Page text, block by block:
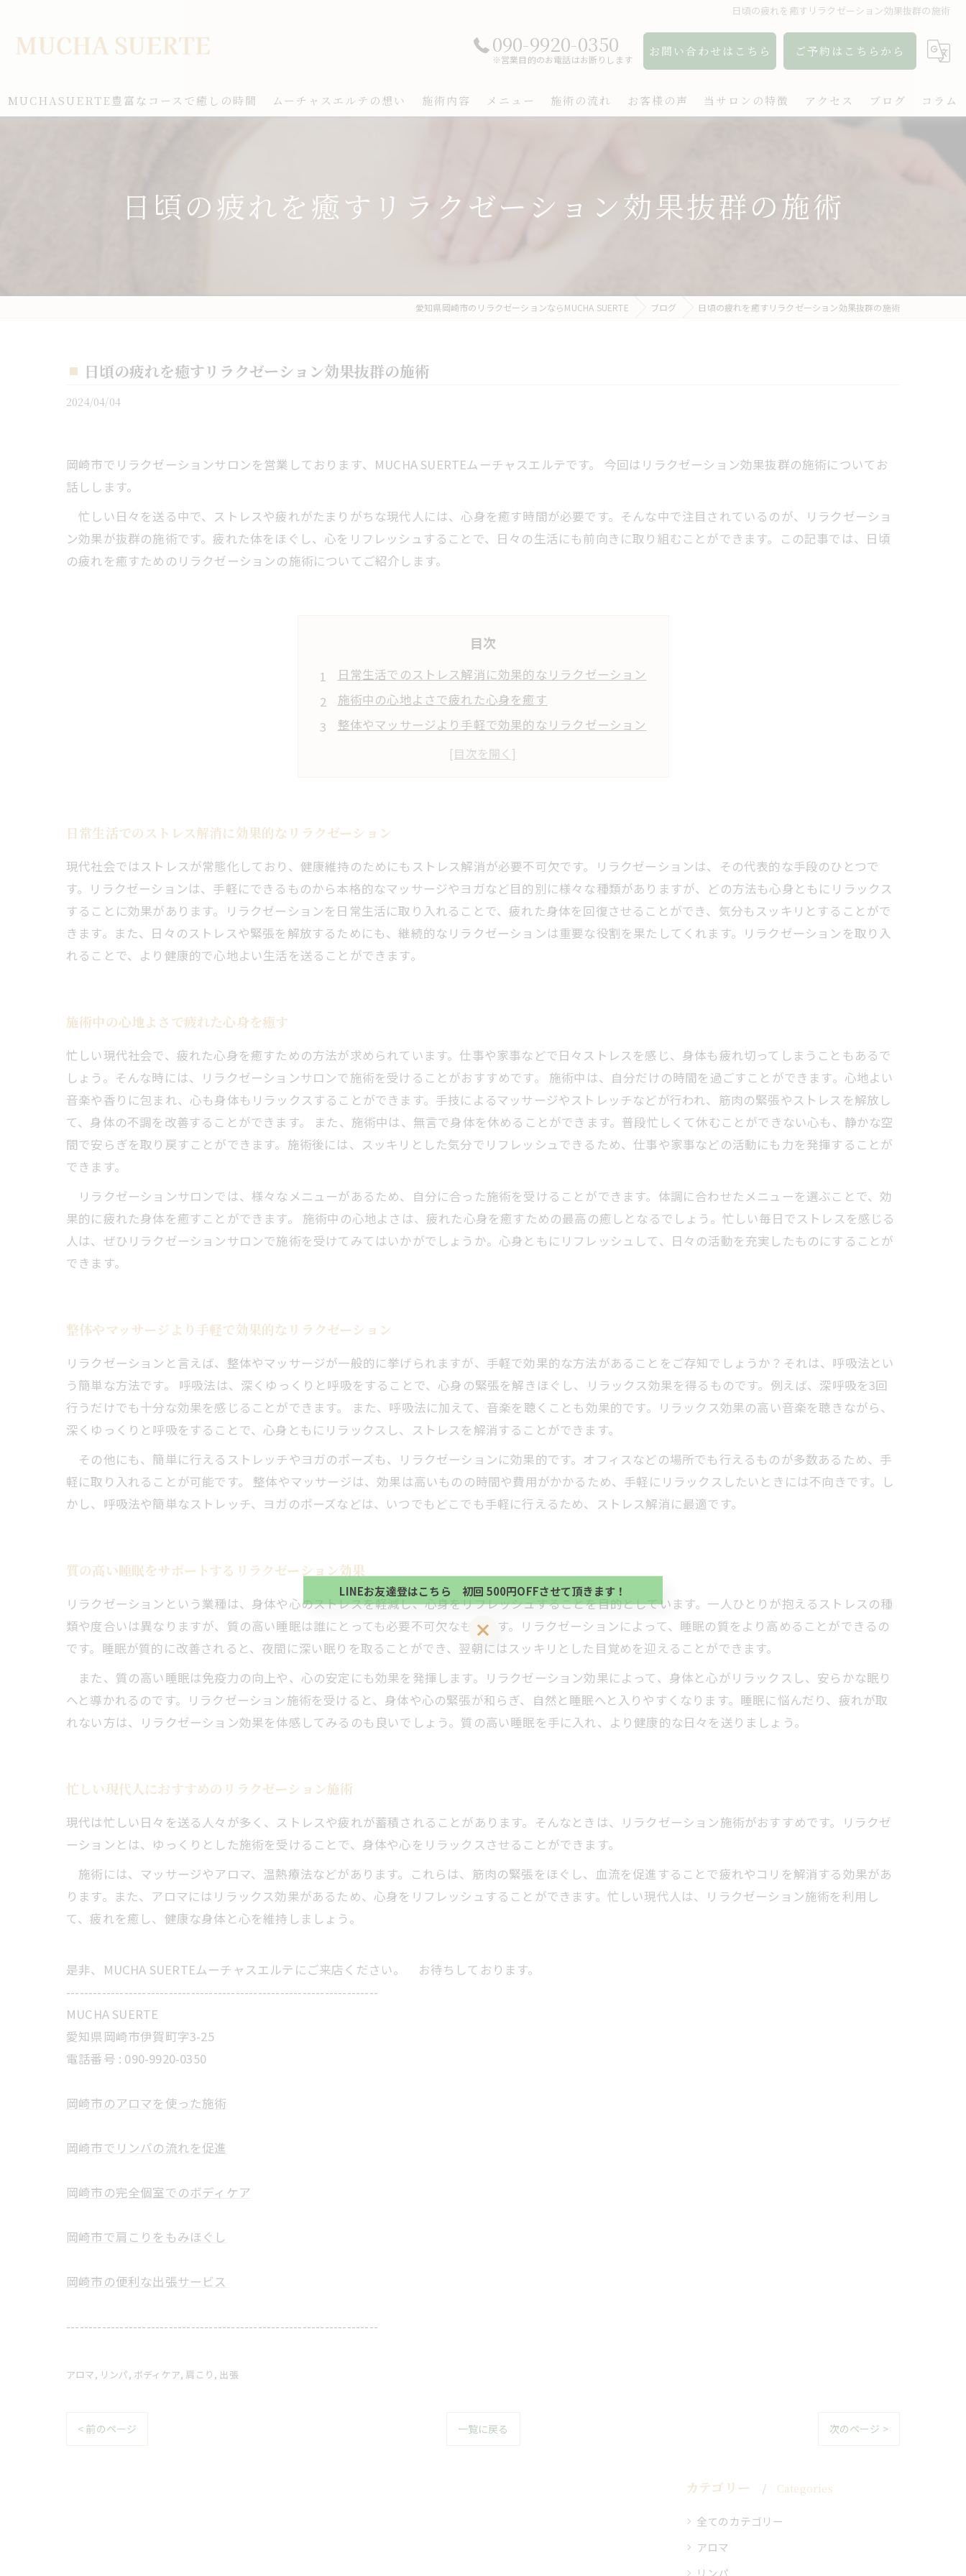
日頃の疲れを癒すリラクゼーション効果抜群の施術
090-9920-0350
※営業目的のお電話はお断りします
お問い合わせはこちら ご予約はこちらから
MUCHASUERTE豊富なコースで癒しの時間 ムーチャスエルテの想い 施術内容 メニュー 施術の流れ お客様の声 当サロンの特徴
ボディケア
アクセス ブログ コラム
日頃の疲れを癒すリラクゼーション効果抜群の施術
愛知県岡崎市のリラクゼーションならMUCHA SUERTE ブログ 日頃の疲れを癒すリラクゼーション効果抜群の施術
日頃の疲れを癒すリラクゼーション効果抜群の施術
2024/04/04
岡崎市でリラクゼーションサロンを営業しております、MUCHA SUERTEムーチャスエルテです。 今回はリラクゼーション効果抜群の施術についてお
話しします。
忙しい日々を送る中で、ストレスや疲れがたまりがちな現代人には、心身を癒す時間が必要です。そんな中で注目されているのが、リラクゼーショ
ン効果が抜群の施術です。疲れた体をほぐし、心をリフレッシュすることで、日々の生活にも前向きに取り組むことができます。この記事では、日頃
の疲れを癒すためのリラクゼーションの施術についてご紹介します。
目次
日常生活でのストレス解消に効果的なリラクゼーション
施術中の心地よさで疲れた心身を癒す
整体やマッサージより手軽で効果的なリラクゼーション
質の高い睡眠をサポートするリラクゼーション効果
日常生活でのストレス解消に効果的なリラクゼーション
現代社会ではストレスが常態化しており、健康維持のためにもストレス解消が必要不可欠です。リラクゼーションは、その代表的な手段のひとつで
す。リラクゼーションは、手軽にできるものから本格的なマッサージやヨガなど目的別に様々な種類がありますが、どの方法も心身ともにリラックス
することに効果があります。リラクゼーションを日常生活に取り入れることで、疲れた身体を回復させることができ、気分もスッキリとすることがで
きます。また、日々のストレスや緊張を解放するためにも、継続的なリラクゼーションは重要な役割を果たしてくれます。リラクゼーションを取り入
れることで、より健康的で心地よい生活を送ることができます。
施術中の心地よさで疲れた心身を癒す
忙しい現代社会で、疲れた心身を癒すための方法が求められています。仕事や家事などで日々ストレスを感じ、身体も疲れ切ってしまうこともあるで
しょう。そんな時には、リラクゼーションサロンで施術を受けることがおすすめです。 施術中は、自分だけの時間を過ごすことができます。心地よい
音楽や香りに包まれ、心も身体もリラックスすることができます。手技によるマッサージやストレッチなどが行われ、筋肉の緊張やストレスを解放し
て、身体の不調を改善することができます。 また、施術中は、無言で身体を休めることができます。普段忙しくて休むことができない心も、静かな空
間で安らぎを取り戻すことができます。施術後には、スッキリとした気分でリフレッシュできるため、仕事や家事などの活動にも力を発揮することが
できます。
リラクゼーションサロンでは、様々なメニューがあるため、自分に合った施術を受けることができます。体調に合わせたメニューを選ぶことで、効
果的に疲れた身体を癒すことができます。 施術中の心地よさは、疲れた心身を癒すための最高の癒しとなるでしょう。忙しい毎日でストレスを感じる
人は、ぜひリラクゼーションサロンで施術を受けてみてはいかがでしょうか。心身ともにリフレッシュして、日々の活動を充実したものにすることが
できます。
整体やマッサージより手軽で効果的なリラクゼーション
リラクゼーションと言えば、整体やマッサージが一般的に挙げられますが、手軽で効果的な方法があることをご存知でしょうか？それは、呼吸法とい
う簡単な方法です。 呼吸法は、深くゆっくりと呼吸をすることで、心身の緊張を解きほぐし、リラックス効果を得るものです。例えば、深呼吸を3回
行うだけでも十分な効果を感じることができます。 また、呼吸法に加えて、音楽を聴くことも効果的です。リラックス効果の高い音楽を聴きながら、
深くゆっくりと呼吸をすることで、心身ともにリラックスし、ストレスを解消することができます。
その他にも、簡単に行えるストレッチやヨガのポーズも、リラクゼーションに効果的です。オフィスなどの場所でも行えるものが多数あるため、手
軽に取り入れることが可能です。 整体やマッサージは、効果は高いものの時間や費用がかかるため、手軽にリラックスしたいときには不向きです。し
かし、呼吸法や簡単なストレッチ、ヨガのポーズなどは、いつでもどこでも手軽に行えるため、ストレス解消に最適です。
質の高い睡眠をサポートするリラクゼーション効果
リラクゼーションという業種は、身体や心のストレスを軽減し、心身をリフレッシュすることを目的としています。一人ひとりが抱えるストレスの種
類や度合いは異なりますが、質の高い睡眠は誰にとっても必要不可欠なものです。リラクゼーションによって、睡眠の質をより高めることができるの
です。睡眠が質的に改善されると、夜間に深い眠りを取ることができ、翌朝にはスッキリとした目覚めを迎えることができます。
また、質の高い睡眠は免疫力の向上や、心の安定にも効果を発揮します。リラクゼーション効果によって、身体と心がリラックスし、安らかな眠り
へと導かれるのです。リラクゼーション施術を受けると、身体や心の緊張が和らぎ、自然と睡眠へと入りやすくなります。睡眠に悩んだり、疲れが取
れない方は、リラクゼーション効果を体感してみるのも良いでしょう。質の高い睡眠を手に入れ、より健康的な日々を送りましょう。
忙しい現代人におすすめのリラクゼーション施術
現代は忙しい日々を送る人々が多く、ストレスや疲れが蓄積されることがあります。そんなときは、リラクゼーション施術がおすすめです。リラクゼ
ーションとは、ゆっくりとした施術を受けることで、身体や心をリラックスさせることができます。
施術には、マッサージやアロマ、温熱療法などがあります。これらは、筋肉の緊張をほぐし、血流を促進することで疲れやコリを解消する効果があ
ります。また、アロマにはリラックス効果があるため、心身をリフレッシュすることができます。忙しい現代人は、リラクゼーション施術を利用し
て、疲れを癒し、健康な身体と心を維持しましょう。
是非、MUCHA SUERTEムーチャスエルテにご来店ください。 お待ちしております。
----------------------------------------------------------------------
MUCHA SUERTE
愛知県岡崎市伊賀町字3-25
電話番号 : 090-9920-0350
岡崎市のアロマを使った施術
岡崎市でリンパの流れを促進
岡崎市の完全個室でのボディケア
岡崎市で肩こりをもみほぐし
岡崎市の便利な出張サービス
----------------------------------------------------------------------
アロマ リンパ ボディケア 肩こり 出張
< 前のページ 一覧に戻る 次のページ >
カテゴリー Categories
全てのカテゴリー
アロマ
リンパ
当サロンの公式LINE@にお友達登録頂いたお客様は
初回 500円OFFさせて頂きます。 既に 追加済の
方、不必要な方 お手数ですが、✖印でお閉じ下さい。
LINEお友達登はこちら 初回 500円OFFさせて頂きます！
方、不必要な方 お手数ですが、✖印でお閉じ下さい。
LINEお友達登はこちら 初回 500円OFFさせて頂きます！